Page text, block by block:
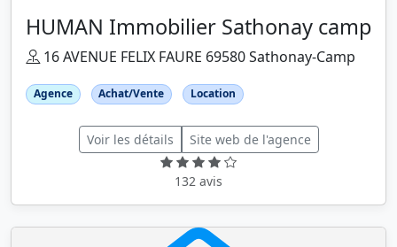
HUMAN Immobilier Sathonay camp
16 AVENUE FELIX FAURE 69580 Sathonay-Camp
Agence Achat/Vente Location
Voir les détails Site web de l'agence
132 avis